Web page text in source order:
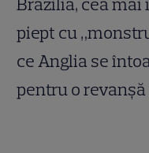
Brazilia, cea mai
piept cu
ce Anglia se
pentru o